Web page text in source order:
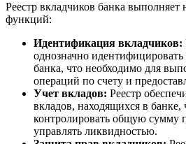
Реестр вкладчиков банка выполняет
функций:
Идентификация вкладчиков:
однозначно
банка, что необходимо для
операций по счету и
Учет вкладов: Реестр
вкладов, находящихся в банке,
контролировать общую сумму
управлять ликвидностью.